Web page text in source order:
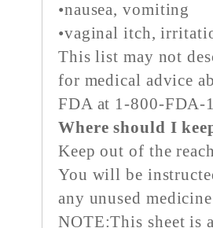
•nausea, vomiting
•vaginal itch,
This list may not
for medical advice
FDA at 1-800-FDA-
Where should I
Keep out of the
You will be
any unused
NOTE:This sheet is